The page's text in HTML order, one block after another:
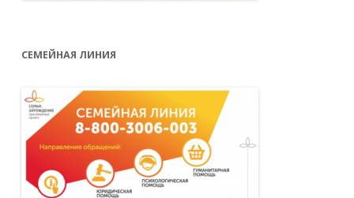
СЕМЕЙНАЯ ЛИНИЯ